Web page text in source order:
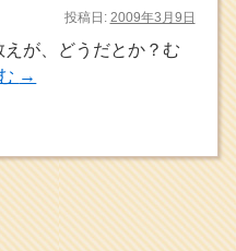
投稿日: 2009年3月9日
が、どうだとか？む
→